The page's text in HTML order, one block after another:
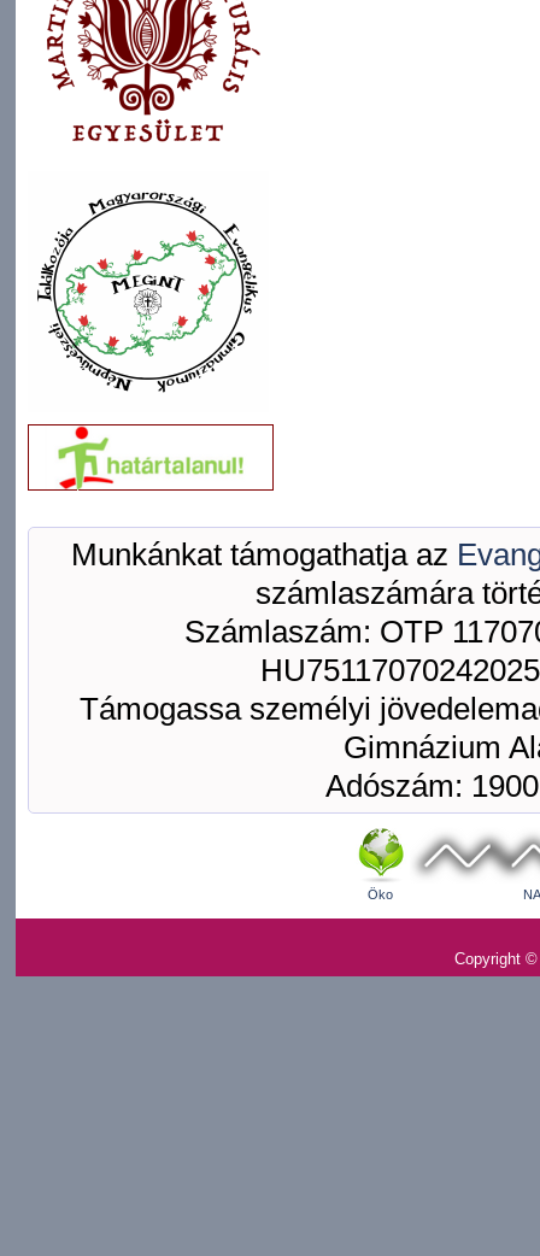
Munkánkat támogathatja az
számlaszámára
Számlaszám: OTP
Támogassa személyi
Gimnázium
Adószám:
Öko
Copyright